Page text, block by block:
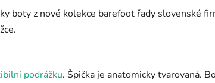
boty z nové kolekce barefoot řady slovenské
podrážku. Špička je anatomicky tvarovaná.